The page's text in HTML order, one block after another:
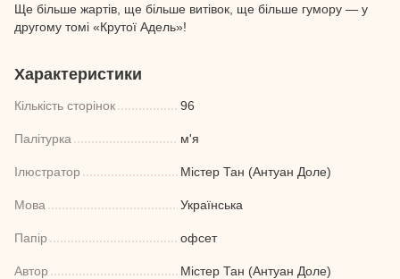
Ще більше жартів, ще більше витівок, ще більше гумору — у
другому томі «Крутої Адель»!
Характеристики
Кількість сторінок 96
Палітурка м'я
Ілюстратор Містер Тан (Антуан Доле)
Мова Українська
Папір офсет
Автор Містер Тан (Антуан Доле)